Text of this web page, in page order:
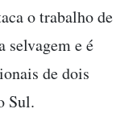
o trabalho de
selvagem e é
de dois
Sul.